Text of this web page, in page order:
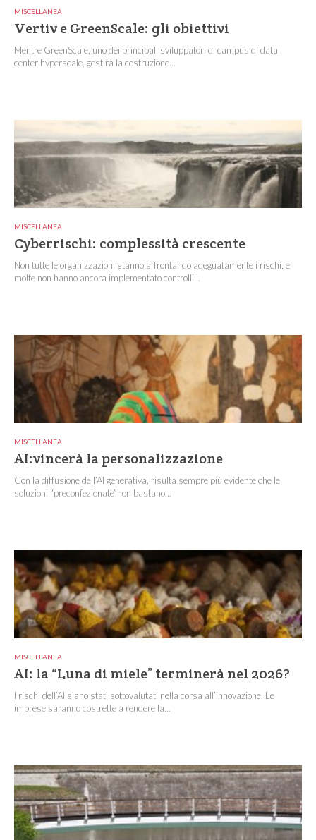
MISCELLANEA
Vertiv e GreenScale: gli obiettivi
Mentre GreenScale, uno dei principali sviluppatori di campus di data
center hyperscale, gestirà la costruzione...
MISCELLANEA
Cyberrischi: complessità crescente
Non tutte le organizzazioni stanno affrontando adeguatamente i rischi, e
molte non hanno ancora implementato controlli...
MISCELLANEA
AI:vincerà la personalizzazione
Con la diffusione dell’AI generativa, risulta sempre più evidente che le
soluzioni “preconfezionate”non bastano...
MISCELLANEA
AI: la “Luna di miele” terminerà nel 2026?
I rischi dell’AI siano stati sottovalutati nella corsa all’innovazione. Le
imprese saranno costrette a rendere la...